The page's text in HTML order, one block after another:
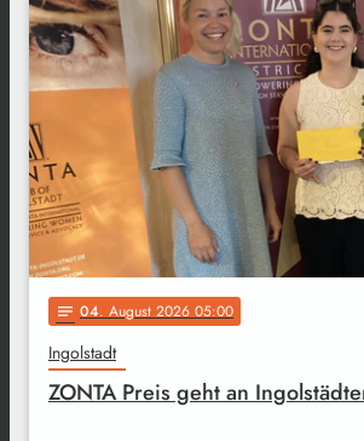
notes 04. August 2026 05:00
Ingolstadt
ZONTA Preis geht an